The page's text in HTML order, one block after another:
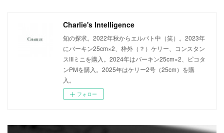
Charlie's Intelligence
知の探求。2022年秋からエルパト中（笑）。2023年
にバーキン25cm×2、枠外（？）ケリー、コンスタン
スIIIミニを購入。2024年はバーキン25cm×2、ピコタ
ンPMを購入。2025年はケリー2号（25cm）を購
入。
フォロー